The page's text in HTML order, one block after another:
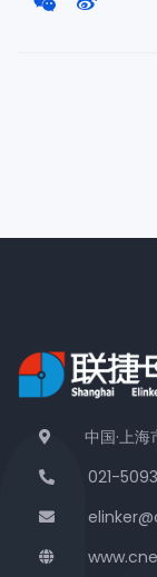
中国·上
021-